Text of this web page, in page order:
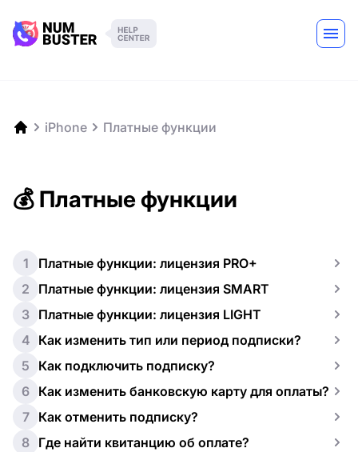
iPhone Платные функции
💰 Платные функции
1
Платные функции: лицензия PRO+
2
Платные функции: лицензия SMART
3 Платные функции: лицензия LIGHT
4 Как изменить тип или период подписки?
5
Как подключить подписку?
6 Как изменить банковскую карту для оплаты?
7
Как отменить подписку?
8 Где найти квитанцию об оплате?